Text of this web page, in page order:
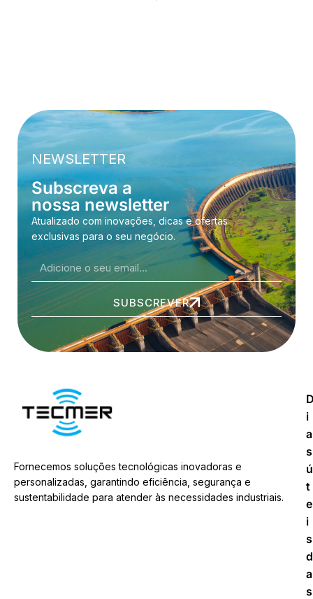
NEWSLETTER
Subscreva a
nossa newsletter
Atualizado com inovações, dicas e ofertas
exclusivas para o seu negócio.
SUBSCREVER
Fornecemos soluções tecnológicas inovadoras e
personalizadas, garantindo eficiência, segurança e
sustentabilidade para atender às necessidades industriais.
i
a
s
ú
t
e
i
s
d
a
s